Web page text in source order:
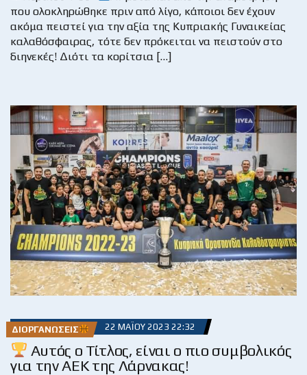
που ολοκληρώθηκε πριν από λίγο, κάποιοι δεν έχουν
ακόμα πειστεί για την αξία της Κυπριακής Γυναικείας
καλαθόσφαιρας, τότε δεν πρόκειται να πειστούν στο
διηνεκές! Διότι τα κορίτσια […]
ΔΙΟΡΓΑΝΏΣΕΙΣ 22 ΜΑΪ́ΟΥ 2023 22:32
Αυτός ο Τίτλος, είναι ο πιο συμβολικός
για την ΑΕΚ της Λάρνακας!